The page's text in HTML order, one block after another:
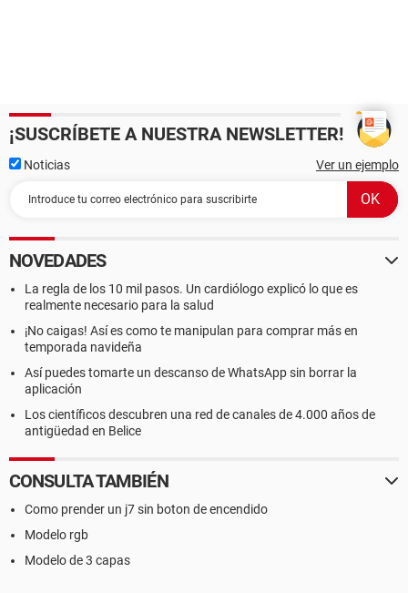
¡SUSCRÍBETE A NUESTRA NEWSLETTER!
Noticias Ver un ejemplo
NOVEDADES
La regla de los 10 mil pasos. Un cardiólogo explicó lo que es
realmente necesario para la salud
¡No caigas! Así es como te manipulan para comprar más en
temporada navideña
Así puedes tomarte un descanso de WhatsApp sin borrar la
aplicación
Los científicos descubren una red de canales de 4.000 años de
antigüedad en Belice
CONSULTA TAMBIÉN
Como prender un j7 sin boton de encendido
Modelo rgb
Modelo de 3 capas